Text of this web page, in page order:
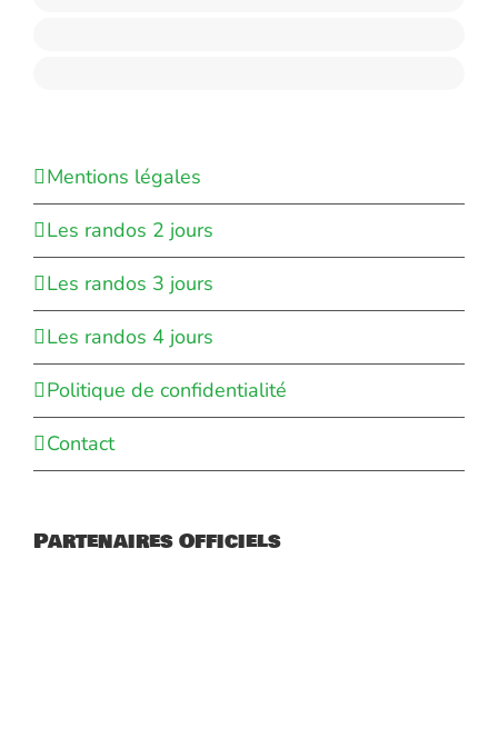
Mentions légales
Les randos 2 jours
Les randos 3 jours
Les randos 4 jours
Politique de confidentialité
Contact
Partenaires Officiels